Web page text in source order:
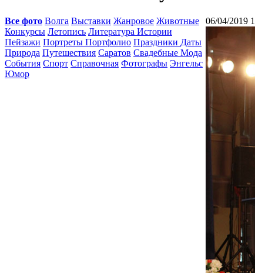
Все фото Волга Выставки Жанровое Животные
Конкурсы Летопись Литература Истории
Пейзажи Портреты Портфолио Праздники Даты
Природа Путешествия Саратов Свадебные Мода
События Спорт Справочная Фотографы Энгельс
Юмор
06/04/2019